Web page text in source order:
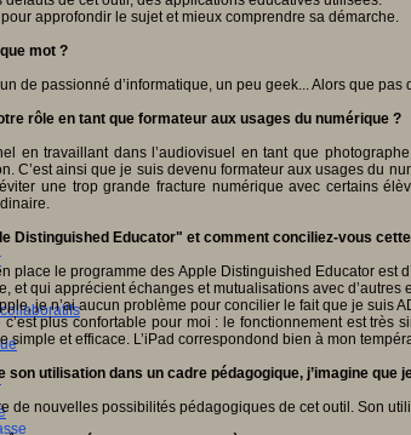
approfondir le sujet et mieux comprendre sa démarche.
mot ?
de passionné d’informatique, un peu geek... Alors que
rôle en tant que formateur aux usages du numérique ?
en travaillant dans l’audiovisuel en tant que
C’est ainsi que je suis devenu formateur aux usages du
une trop grande fracture numérique avec certains
Distinguished Educator" et comment conciliez-vous
place le programme des Apple Distinguished Educator
et qui apprécient échanges et mutualisations avec d’autres
je n’ai aucun problème pour concilier le fait que je suis
plus confortable pour moi : le fonctionnement est
simple et efficace. L’iPad correspondond bien à mon
son utilisation dans un cadre pédagogique, j’imagine que
de nouvelles possibilités pédagogiques de cet outil. Son